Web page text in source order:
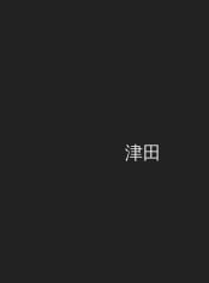
３−１５ 津田